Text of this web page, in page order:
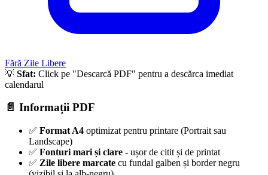
Fără Zile Libere
💡 Sfat: Click pe "Descarcă PDF" pentru a descărca imediat
calendarul
📄 Informații PDF
✅ Format A4 optimizat pentru printare (Portrait sau
Landscape)
✅ Fonturi mari și clare - ușor de citit și de printat
✅ Zile libere marcate cu fundal galben și border negru